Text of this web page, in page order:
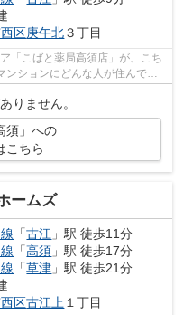
区庚午北３丁目
「こばと薬局高須店」が、こち
ションにどんな人が住んでい
りません。
須」への
こちら
ームズ
「古江 」駅 徒歩11分
「高須 」駅 徒歩17分
「草津 」駅 徒歩21分
区古江上 １丁目